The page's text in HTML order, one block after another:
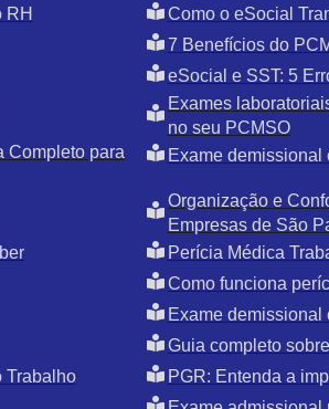
RH
Como o eSocial
7 Benefícios do
eSocial e SST: 5
Exames
no seu PCMSO
Completo para
Exame demissional
Organização e
Empresas de São
Perícia Médica
Como funciona
Exame demissional
Guia completo
Trabalho
PGR: Entenda a